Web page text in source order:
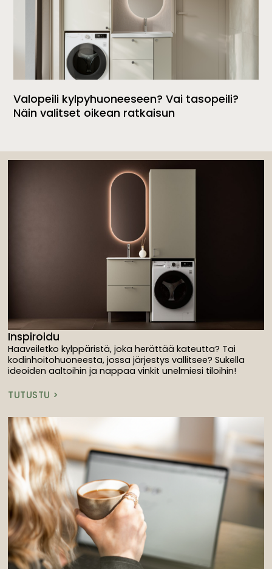
Valopeili kylpyhuoneeseen? Vai tasopeili?
Näin valitset oikean ratkaisun
Inspiroidu
Haaveiletko kylppäristä, joka herättää kateutta? Tai
kodinhoitohuoneesta, jossa järjestys vallitsee? Sukella
ideoiden aaltoihin ja nappaa vinkit unelmiesi tiloihin!
TUTUSTU >